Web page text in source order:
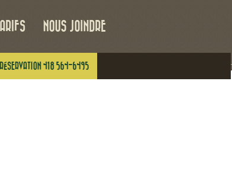
RÉSERVATION 418 564-6495
TARIFS NOUS JOINDRE